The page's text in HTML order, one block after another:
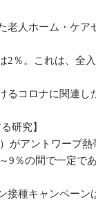
老人ホーム・ケア
2％。これは、全
るコロナに関連し
研究】
がアントワープ
9％の間で一定で
接種キャンペー